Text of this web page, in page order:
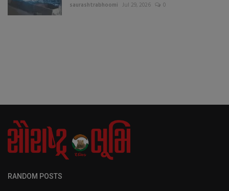
saurashtrabhoomi Jul 29, 2026 0
RANDOM POSTS